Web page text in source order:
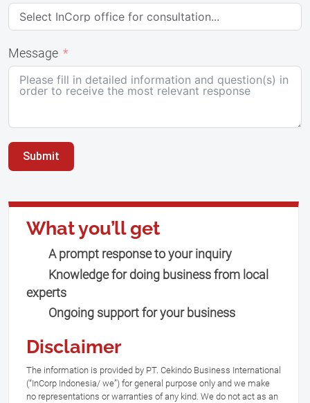
Message
Submit
What you’ll get
A prompt response to your inquiry
Knowledge for doing business from local
experts
Ongoing support for your business
Disclaimer
The information is provided by PT. Cekindo Business International
(“InCorp Indonesia/ we”) for general purpose only and we make
no representations or warranties of any kind. We do not act as an